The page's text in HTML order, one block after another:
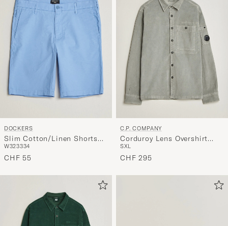
DOCKERS
Slim Cotton/Linen Shorts
Vista Blue
W323334
CHF 55
C.P. COMPANY
Corduroy Lens Overshirt
Light Grey
SXL
CHF 295